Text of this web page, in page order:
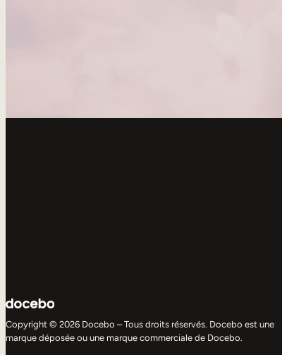
Copyright © 2026 Docebo – Tous droits réservés. Docebo est une
marque déposée ou une marque commerciale de Docebo.